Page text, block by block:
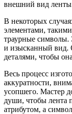
внешний вид
В некоторых
элементами,
траурные символы.
и изысканный вид.
деталями, чтобы
Весь процесс
аккуратности,
усопшего. Мастер
души, чтобы лента
атрибутом, а